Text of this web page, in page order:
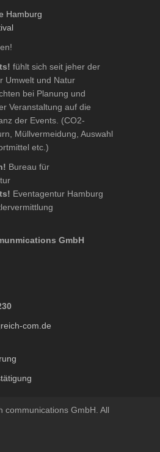
Hamburg
fühlt sich seit jeher der
Umwelt und Natur
bei Planung und
Veranstaltung auf die
der Events. (CO2-
Müllvermeidung, Auswahl
etc.)
Bureau für
Eventagentur Hamburg
GmbH
com.de
communications GmbH. All